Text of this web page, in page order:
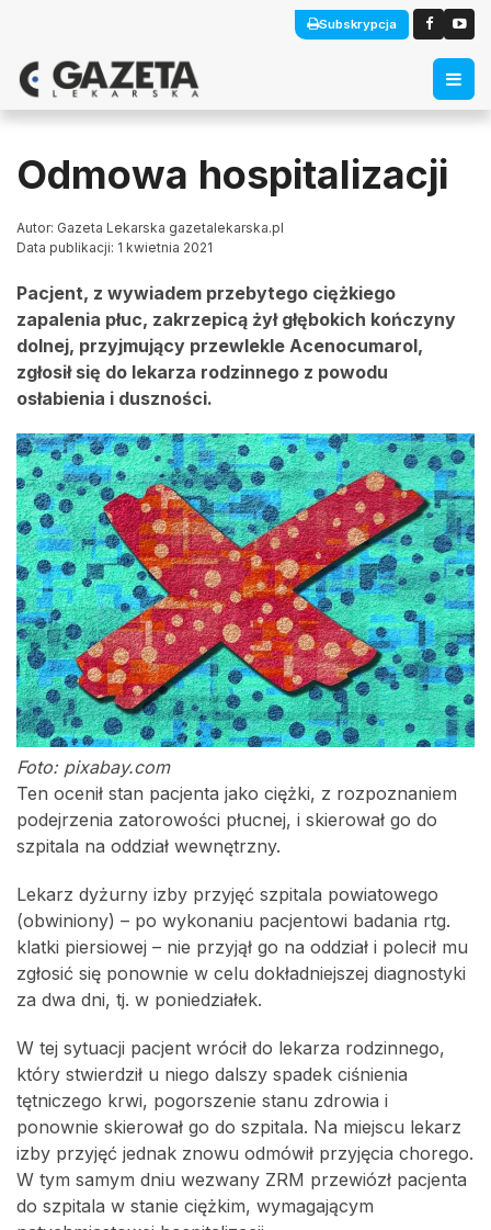
Subskrypcja
Odmowa hospitalizacji
Autor: Gazeta Lekarska gazetalekarska.pl
Data publikacji: 1 kwietnia 2021
Pacjent, z wywiadem przebytego ciężkiego
zapalenia płuc, zakrzepicą żył głębokich kończyny
dolnej, przyjmujący przewlekle Acenocumarol,
zgłosił się do lekarza rodzinnego z powodu
osłabienia i duszności.
Foto: pixabay.com
Ten ocenił stan pacjenta jako ciężki, z rozpoznaniem
podejrzenia zatorowości płucnej, i skierował go do
szpitala na oddział wewnętrzny.
Lekarz dyżurny izby przyjęć szpitala powiatowego
(obwiniony) – po wykonaniu pacjentowi badania rtg.
klatki piersiowej – nie przyjął go na oddział i polecił mu
zgłosić się ponownie w celu dokładniejszej diagnostyki
za dwa dni, tj. w poniedziałek.
W tej sytuacji pacjent wrócił do lekarza rodzinnego,
który stwierdził u niego dalszy spadek ciśnienia
tętniczego krwi, pogorszenie stanu zdrowia i
ponownie skierował go do szpitala. Na miejscu lekarz
izby przyjęć jednak znowu odmówił przyjęcia chorego.
W tym samym dniu wezwany ZRM przewiózł pacjenta
do szpitala w stanie ciężkim, wymagającym